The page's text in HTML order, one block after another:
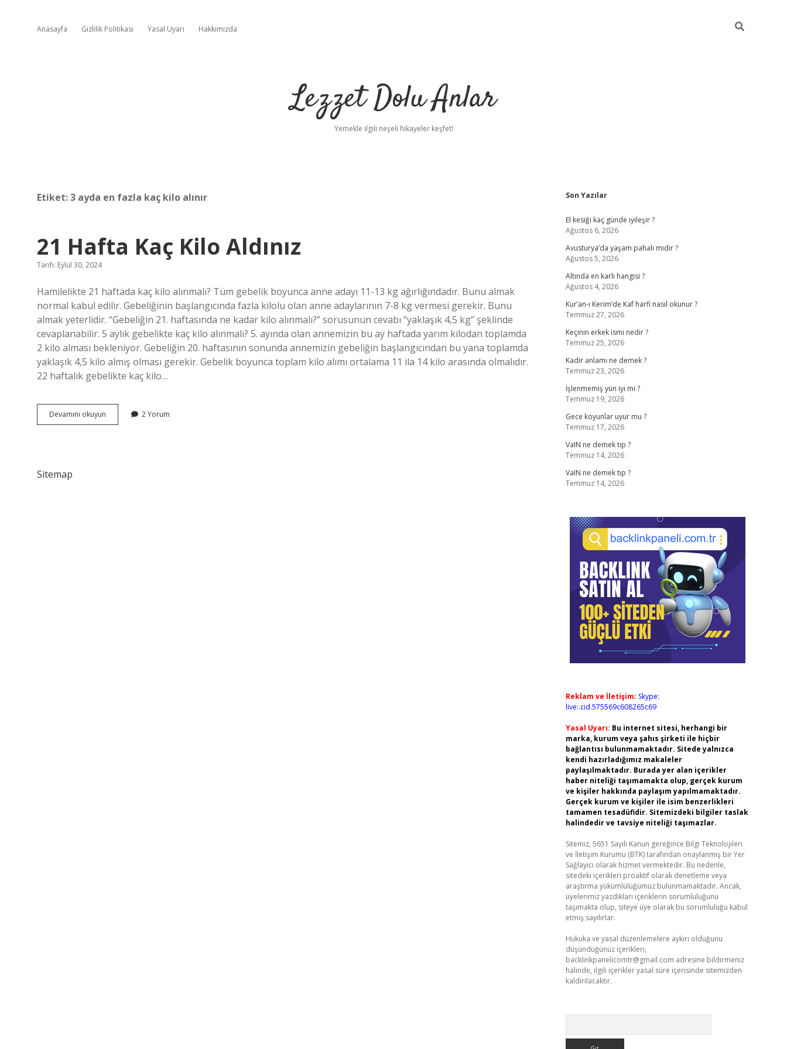
Anasayfa Gizlilik Politikası Yasal Uyarı Hakkımızda
Lezzet Dolu Anlar
Yemekle ilgili neşeli hikayeler keşfet!
Etiket:3 ayda en fazla kaç kilo alınır
21 Hafta Kaç Kilo Aldınız
Tarih: Eylül 30, 2024
Hamilelikte 21 haftada kaç kilo alınmalı? Tüm gebelik boyunca anne adayı 11-13 kg ağırlığındadır. Bunu almak
normal kabul edilir. Gebeliğinin başlangıcında fazla kilolu olan anne adaylarının 7-8 kg vermesi gerekir. Bunu
almak yeterlidir. “Gebeliğin 21. haftasında ne kadar kilo alınmalı?” sorusunun cevabı “yaklaşık 4,5 kg” şeklinde
cevaplanabilir. 5 aylık gebelikte kaç kilo alınmalı? 5. ayında olan annemizin bu ay haftada yarım kilodan toplamda
2 kilo alması bekleniyor. Gebeliğin 20. haftasının sonunda annemizin gebeliğin başlangıcından bu yana toplamda
yaklaşık 4,5 kilo almış olması gerekir. Gebelik boyunca toplam kilo alımı ortalama 11 ila 14 kilo arasında olmalıdır.
22 haftalık gebelikte kaç kilo…
Devamını okuyun
Hafta
2 Yorum
Sitemap
Sidebar
Son Yazılar
El kesiği kaç günde iyileşir ?
Ağustos 6, 2026
Avusturya’da yaşam pahalı mıdır ?
Ağustos 5, 2026
Altında en karlı hangisi ?
Ağustos 4, 2026
Kur’an-ı Kerim’de Kaf harfi nasıl okunur ?
Temmuz 27, 2026
Keçinin erkek ismi nedir ?
Temmuz 25, 2026
Kadir anlamı ne demek ?
Temmuz 23, 2026
İşlenmemiş yün iyi mi ?
Temmuz 19, 2026
Gece koyunlar uyur mu ?
Temmuz 17, 2026
VaIN ne demek tıp ?
Temmuz 14, 2026
VaIN ne demek tıp ?
Temmuz 14, 2026
Reklam ve İletişim: Skype:
live:.cid.575569c608265c69
Yasal Uyarı: Bu internet sitesi, herhangi bir
marka, kurum veya şahıs şirketi ile hiçbir
bağlantısı bulunmamaktadır. Sitede yalnızca
kendi hazırladığımız makaleler
paylaşılmaktadır. Burada yer alan içerikler
haber niteliği taşımamakta olup, gerçek kurum
ve kişiler hakkında paylaşım yapılmamaktadır.
Gerçek kurum ve kişiler ile isim benzerlikleri
tamamen tesadüfidir. Sitemizdeki bilgiler taslak
halindedir ve tavsiye niteliği taşımazlar.
Sitemiz, 5651 Sayılı Kanun gereğince Bilgi Teknolojileri
ve İletişim Kurumu (BTK) tarafından onaylanmış bir Yer
Sağlayıcı olarak hizmet vermektedir. Bu nedenle,
sitedeki içerikleri proaktif olarak denetleme veya
araştırma yükümlülüğümüz bulunmamaktadır. Ancak,
üyelerimiz yazdıkları içeriklerin sorumluluğunu
taşımakta olup, siteye üye olarak bu sorumluluğu kabul
etmiş sayılırlar.
Hukuka ve yasal düzenlemelere aykırı olduğunu
düşündüğünüz içerikleri,
backlinkpanelicomtr@gmail.com adresine bildirmeniz
halinde, ilgili içerikler yasal süre içerisinde sitemizden
kaldırılacaktır.
ilbet giriş